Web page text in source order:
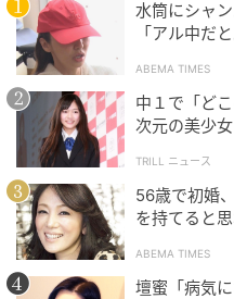
水筒にシャ
「アル中だ
ABEMA TIMES
中１で「ど
次元の美少
TRILL ニュース
56歳で初婚
を持てると
ABEMA TIMES
壇蜜「病気